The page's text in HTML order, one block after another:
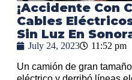
¡Accidente Con
Cables
Sin Luz En
July 24, 2023 11:52 pm
Un camión de gran